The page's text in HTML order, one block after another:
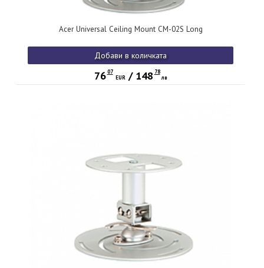
Acer Universal Ceiling Mount CM-02S Long
Добави в количката
76 07
EUR/ 148 78
лв